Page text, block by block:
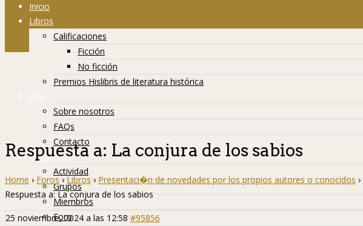
Inicio
Libros
Calificaciones
Ficción
No ficción
Premios Hislibris de literatura histórica
Info
Sobre nosotros
FAQs
Contacto
Hislibreños
Actividad
Grupos
Miembros
Foro
Respuesta a: La conjura de los sabios
Home › Foros › Libros › Presentaci�n de novedades por los propios autores o conocidos ›
Respuesta a: La conjura de los sabios
25 noviembre, 2024 a las 12:58 #95856